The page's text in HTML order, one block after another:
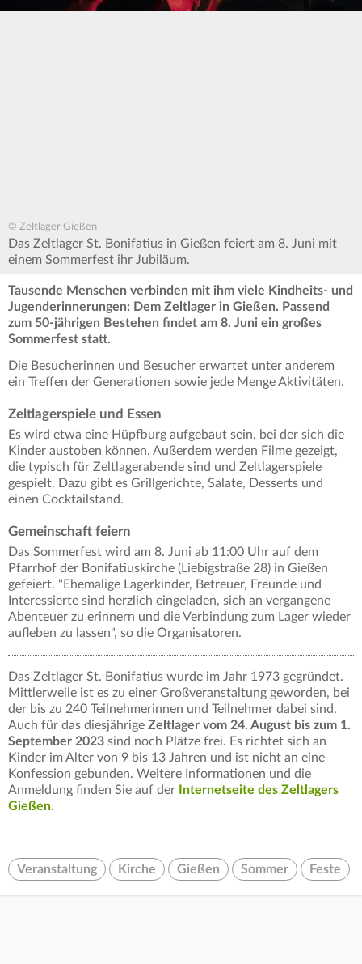
© Zeltlager Gießen
Das Zeltlager St. Bonifatius in Gießen feiert am 8. Juni mit
einem Sommerfest ihr Jubiläum.
Tausende Menschen verbinden mit ihm viele Kindheits- und
Jugenderinnerungen: Dem Zeltlager in Gießen. Passend
zum 50-jährigen Bestehen findet am 8. Juni ein großes
Sommerfest statt.
Die Besucherinnen und Besucher erwartet unter anderem
ein Treffen der Generationen sowie jede Menge Aktivitäten.
Zeltlagerspiele und Essen
Es wird etwa eine Hüpfburg aufgebaut sein, bei der sich die
Kinder austoben können. Außerdem werden Filme gezeigt,
die typisch für Zeltlagerabende sind und Zeltlagerspiele
gespielt. Dazu gibt es Grillgerichte, Salate, Desserts und
einen Cocktailstand.
Gemeinschaft feiern
Das Sommerfest wird am 8. Juni ab 11:00 Uhr auf dem
Pfarrhof der Bonifatiuskirche (Liebigstraße 28) in Gießen
gefeiert. "Ehemalige Lagerkinder, Betreuer, Freunde und
Interessierte sind herzlich eingeladen, sich an vergangene
Abenteuer zu erinnern und die Verbindung zum Lager wieder
aufleben zu lassen", so die Organisatoren.
Das Zeltlager St. Bonifatius wurde im Jahr 1973 gegründet.
Mittlerweile ist es zu einer Großveranstaltung geworden, bei
der bis zu 240 Teilnehmerinnen und Teilnehmer dabei sind.
Auch für das diesjährige Zeltlager vom 24. August bis zum 1.
September 2023 sind noch Plätze frei. Es richtet sich an
Kinder im Alter von 9 bis 13 Jahren und ist nicht an eine
Konfession gebunden. Weitere Informationen und die
Anmeldung finden Sie auf der
Internetseite des Zeltlagers
Gießen.
Veranstaltung Kirche Gießen Sommer Feste